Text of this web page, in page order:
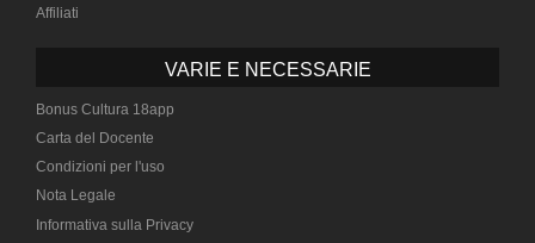
Affiliati
VARIE E NECESSARIE
Bonus Cultura 18app
Carta del Docente
Condizioni per l'uso
Nota Legale
Informativa sulla Privacy